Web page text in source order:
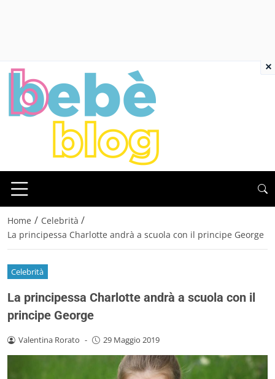
Home / Celebrità /
La principessa Charlotte andrà a scuola con il principe George
Celebrità
La principessa Charlotte andrà a scuola con il
principe George
Valentina Rorato - 29 Maggio 2019
×